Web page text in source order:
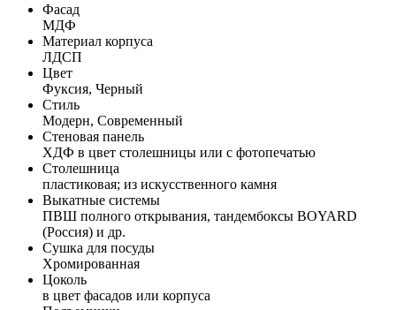
Фасад
МДФ
Материал корпуса
ЛДСП
Цвет
Фуксия, Черный
Стиль
Модерн, Современный
Стеновая панель
ХДФ в цвет столешницы или с фотопечатью
Столешница
пластиковая; из искусственного камня
Выкатные системы
ПВШ полного открывания, тандембоксы BOYARD
(Россия) и др.
Сушка для посуды
Хромированная
Цоколь
в цвет фасадов или корпуса